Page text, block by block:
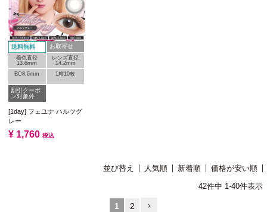
送料無料 お取寄せ
着色直径
13.6mm
レンズ直径
14.2mm
BC8.6mm
1箱10枚
割引クーポ
ン対象外
[1day] フェユナ ハルツグ
レー
¥ 1,760 税込
並び替え 人気順 新着順
価格が安い順
42件中 1 -40件表示
1 2